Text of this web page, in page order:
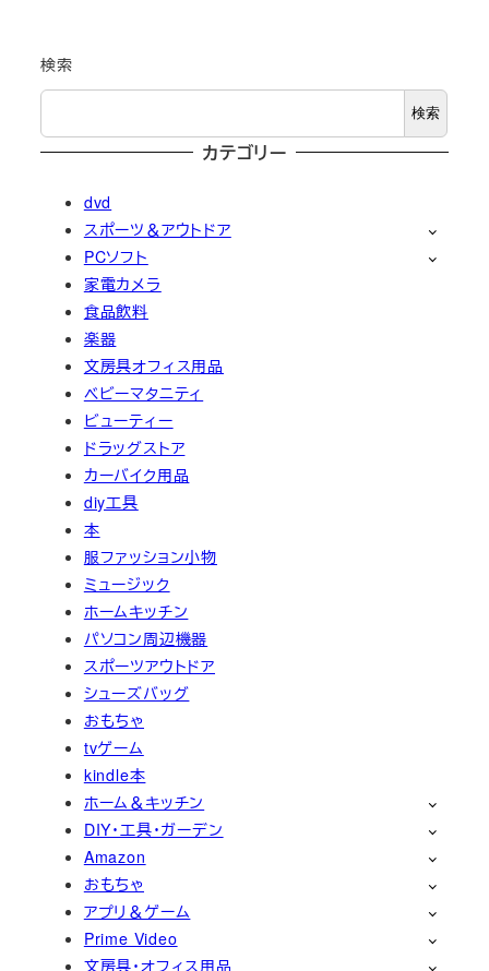
検索
検索
カテゴリー
dvd
スポーツ＆アウトドア
PCソフト
家電カメラ
食品飲料
楽器
文房具オフィス用品
ベビーマタニティ
ビューティー
ドラッグストア
カーバイク用品
diy工具
本
服ファッション小物
ミュージック
ホームキッチン
パソコン周辺機器
スポーツアウトドア
シューズバッグ
おもちゃ
tvゲーム
kindle本
ホーム＆キッチン
DIY・工具・ガーデン
Amazon
おもちゃ
アプリ＆ゲーム
Prime Video
文房具・オフィス用品